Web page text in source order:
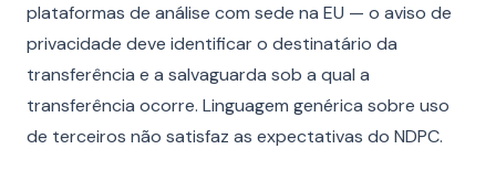
plataformas de análise com sede na EU — o aviso de
privacidade deve identificar o destinatário da
transferência e a salvaguarda sob a qual a
transferência ocorre. Linguagem genérica sobre uso
de terceiros não satisfaz as expectativas do NDPC.